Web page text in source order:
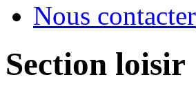
Nous contacter
Section loisir